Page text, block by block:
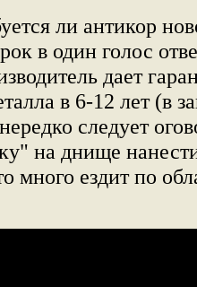
ли антикор
в один голос
дает
в 6-12 лет (в
следует
на днище
много ездит по